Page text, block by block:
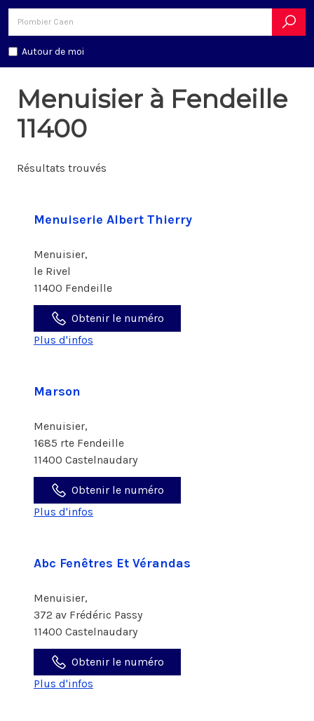
Autour de moi
Menuisier à Fendeille
11400
Résultats trouvés
Menuiserie Albert Thierry
Menuisier,
le Rivel
11400 Fendeille
Obtenir le numéro
Plus d'infos
Marson
Menuisier,
1685 rte Fendeille
11400 Castelnaudary
Obtenir le numéro
Plus d'infos
Abc Fenêtres Et Vérandas
Menuisier,
372 av Frédéric Passy
11400 Castelnaudary
Obtenir le numéro
Plus d'infos